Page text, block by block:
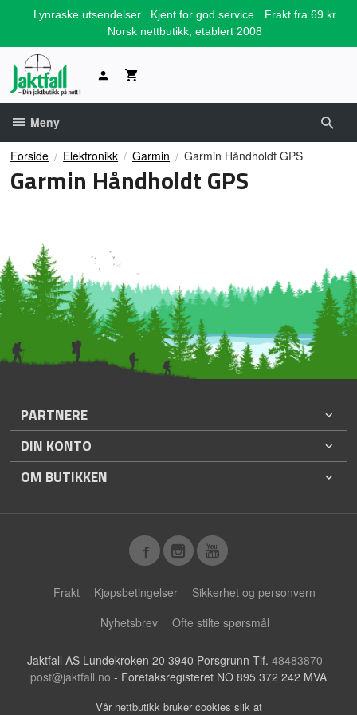
Lynraske utsendelser Kjent for god service
Frakt fra 69 kr
Norsk nettbutikk, etablert 2008
Meny
Forside Elektronikk Garmin Garmin Håndholdt GPS
Garmin Håndholdt GPS
PARTNERE
DIN KONTO
OM BUTIKKEN
Frakt Kjøpsbetingelser
Sikkerhet og personvern
Nyhetsbrev
Ofte stilte spørsmål
Jaktfall AS Lundekroken 20 3940 Porsgrunn Tlf. 48483870 -
post@jaktfall.no - Foretaksregisteret NO 895 372 242 MVA
Vår nettbutikk bruker cookies slik at